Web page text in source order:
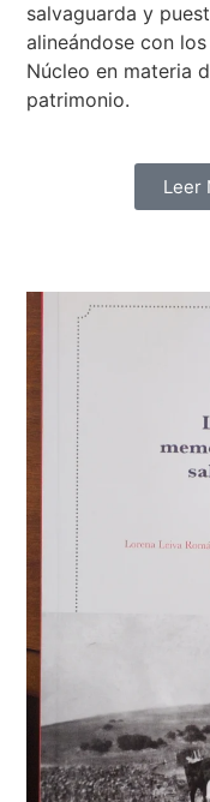
salvaguarda y
alineándose con
Núcleo en materia
patrimonio.
Leer